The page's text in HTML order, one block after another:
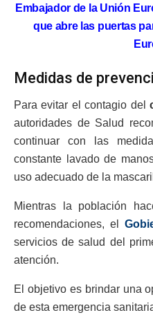
Embajador de la Unión
que abre las puertas
Medidas de
Para evitar el contagio del
autoridades de Salud
continuar con las
constante lavado de
uso adecuado de la
Mientras la población
recomendaciones, el
servicios de salud del
atención.
El objetivo es brindar una
de esta emergencia